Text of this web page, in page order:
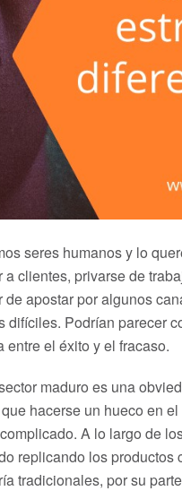
seres humanos y lo
clientes, privarse de
apostar por algunos
Podrían parecer
el éxito y el fracaso.
maduro es una
hacerse un hueco en
A lo largo de
replicando los productos
tradicionales, por su